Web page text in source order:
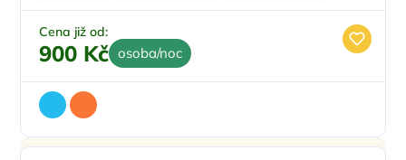
Krb
Pračka
Cena již od:
900 Kč osoba/noc